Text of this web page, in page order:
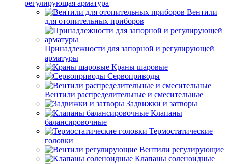
регулирующая арматура
Вентили
для отопительных приборов
Принадлежности для запорной и регулирующей
арматуры
Краны шаровые
Сервоприводы
Вентили распределительные и смесительные
Задвижки и затворы
Клапаны
балансировочные
Термостатические
головки
Вентили регулирующие
Клапаны соленоидные